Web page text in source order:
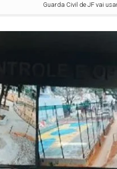
Guarda Civil de JF vai usar arma